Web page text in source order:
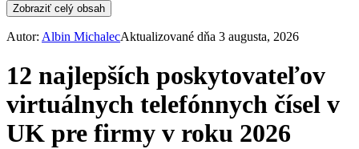
Zobraziť celý obsah
Autor: Albin MichalecAktualizované dňa 3 augusta, 2026
12 najlepších poskytovateľov
virtuálnych telefónnych čísel v
UK pre firmy v roku 2026